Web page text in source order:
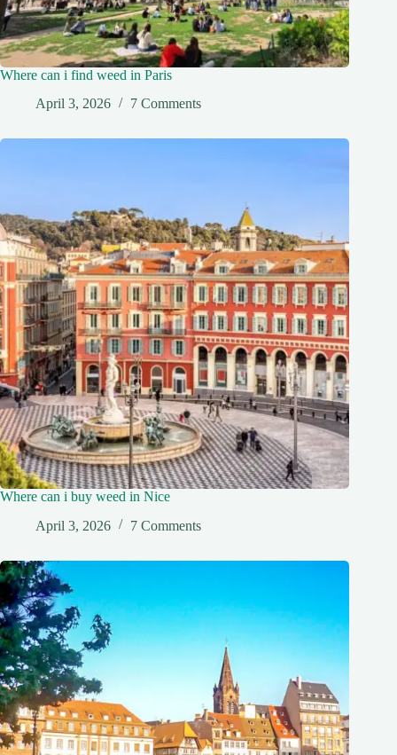
Where can i find weed in Paris
April 3, 2026
7 Comments
Where can i buy weed in Nice
April 3, 2026
7 Comments